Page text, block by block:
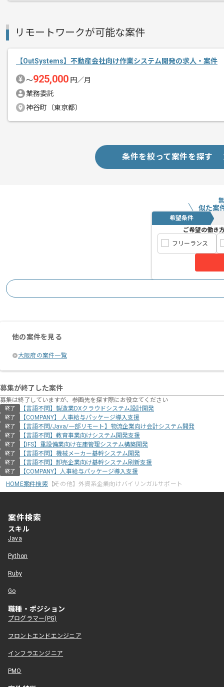
リモートワークが可能な案件
【OutSystems】不動産会社向け作業システム開発の求人・案件
〜925,000 円／月
業務委託
神谷町（東京都）
条件を絞って案件を探す
似た案
希望条件
ご希望の働き
フリーランス
他の案件を見る
大阪府の案件一覧
募集が終了した案件
募集は終了していますが、参画先を探す際にお役立てください
終了 【言語不問】製造業DXクラウドシステム設計開発
終了 【COMPANY】 人事給与パッケージ導入支援
終了 【言語不問/Java/一部リモート】物流企業向け会計システム開発
終了 【言語不問】教育事業向けシステム開発支援
終了 【IFS】重設備業向け在庫管理システム構築開発
終了 【言語不問】機械メーカー基幹システム開発
終了 【言語不問】卸売企業向け基幹システム刷新支援
終了
【COMPANY】人事給与パッケージ導入支援
HOME案件検索【その他】外資系企業向けバイリンガルサポート
案件検索
スキル
Java
Python
Ruby
Go
職種・ポジション
プログラマー(PG)
フロントエンドエンジニア
インフラエンジニア
PMO